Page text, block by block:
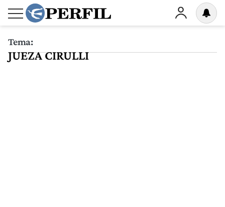
Tema:
JUEZA CIRULLI